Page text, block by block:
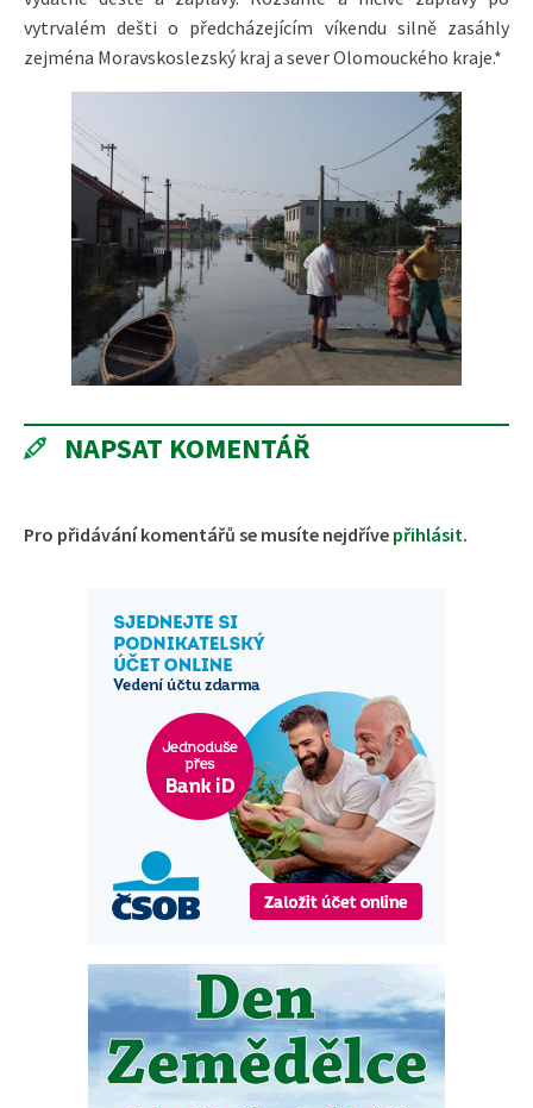
vytrvalém dešti o předcházejícím víkendu silně zasáhly
zejména Moravskoslezský kraj a sever Olomouckého kraje.*
NAPSAT KOMENTÁŘ
Pro přidávání komentářů se musíte nejdříve přihlásit.